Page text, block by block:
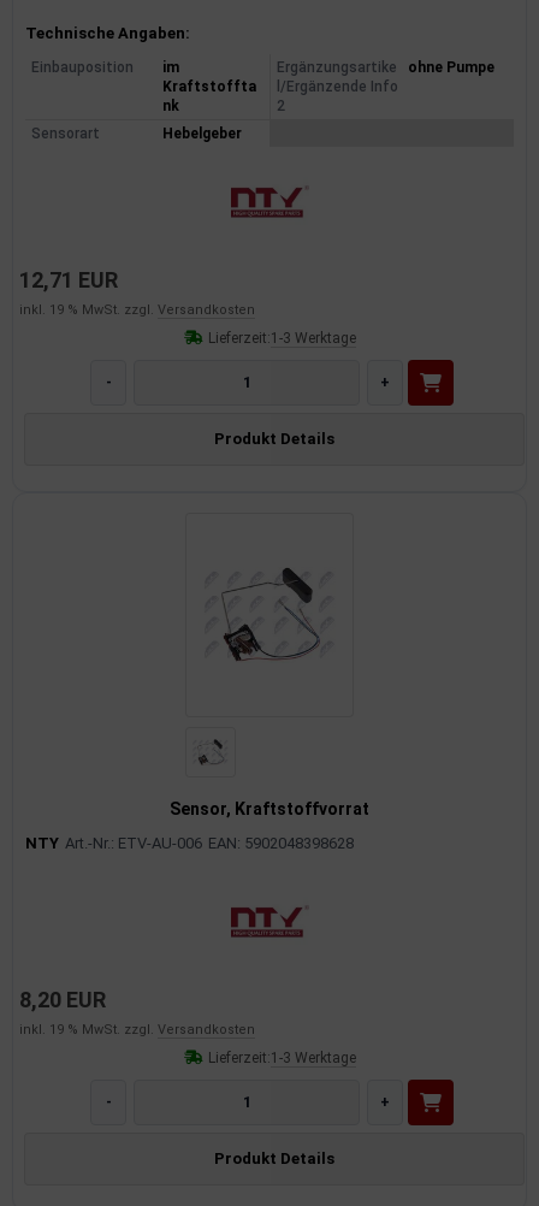
Produktinformationen
Technische Angaben:
Einbauposition
im
Kraftstoffta
nk
Ergänzungsartike
l/Ergänzende Info
2
ohne Pumpe
Sensorart Hebelgeber
12,71 EUR
inkl. 19 % MwSt. zzgl. Versandkosten
Lieferzeit:1-3 Werktage
- +
Produkt Details
Sensor, Kraftstoffvorrat
NTY Art.-Nr.: ETV-AU-006 EAN: 5902048398628
8,20 EUR
inkl. 19 % MwSt. zzgl. Versandkosten
Lieferzeit:1-3 Werktage
- +
Produkt Details